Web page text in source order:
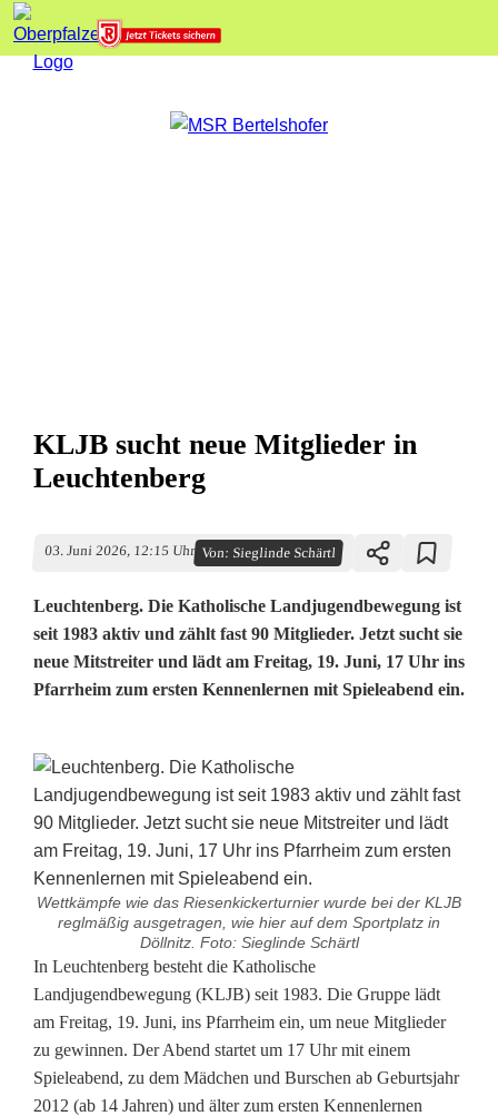
KLJB sucht neue Mitglieder in
Leuchtenberg
03. Juni 2026, 12:15 Uhr Von: Sieglinde Schärtl
Leuchtenberg. Die Katholische Landjugendbewegung ist
seit 1983 aktiv und zählt fast 90 Mitglieder. Jetzt sucht sie
neue Mitstreiter und lädt am Freitag, 19. Juni, 17 Uhr ins
Pfarrheim zum ersten Kennenlernen mit Spieleabend ein.
Wettkämpfe wie das Riesenkickerturnier wurde bei der KLJB
reglmäßig ausgetragen, wie hier auf dem Sportplatz in
Döllnitz. Foto: Sieglinde Schärtl
K
L
J
B
In Leuchtenberg besteht die Katholische
Landjugendbewegung (KLJB) seit 1983. Die Gruppe lädt
am Freitag, 19. Juni, ins Pfarrheim ein, um neue Mitglieder
zu gewinnen. Der Abend startet um 17 Uhr mit einem
Spieleabend, zu dem Mädchen und Burschen ab Geburtsjahr
2012 (ab 14 Jahren) und älter zum ersten Kennenlernen